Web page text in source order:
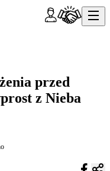
przed
z Nieba